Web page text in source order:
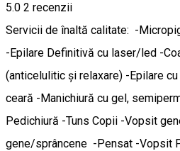
5.0 2 recenzii
Servicii de înaltă calitate: -
-Epilare Definitivă cu laser/led -
(anticelulitic și relaxare) -Epilare
ceară -Manichiură cu gel,
Pedichiură -Tuns Copii -Vopsit
gene/sprâncene -Pensat -Vopsit